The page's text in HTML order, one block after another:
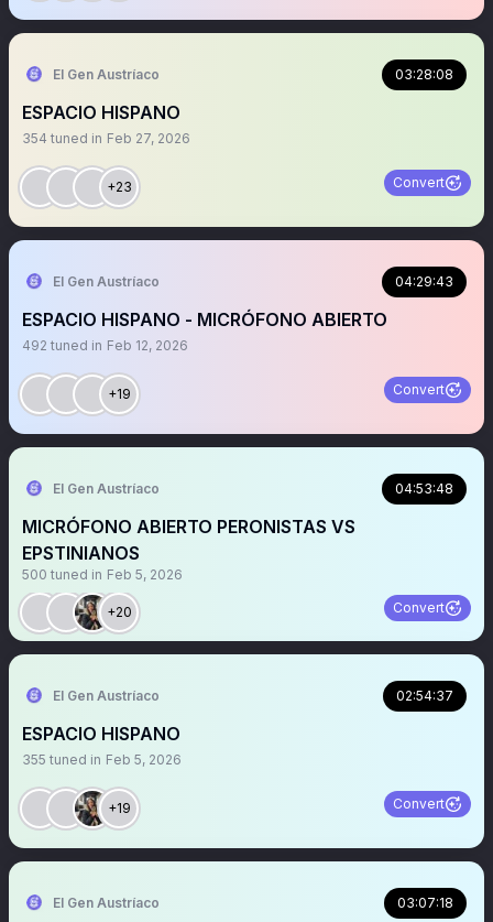
El Gen Austríaco 03:28:08
ESPACIO HISPANO
354 tuned in Feb 27, 2026
+23 Convert
El Gen Austríaco 04:29:43
ESPACIO HISPANO - MICRÓFONO ABIERTO
492 tuned in Feb 12, 2026
+19 Convert
El Gen Austríaco 04:53:48
MICRÓFONO ABIERTO PERONISTAS VS
EPSTINIANOS
500 tuned in Feb 5, 2026
+20 Convert
El Gen Austríaco 02:54:37
ESPACIO HISPANO
355 tuned in Feb 5, 2026
+19 Convert
El Gen Austríaco 03:07:18